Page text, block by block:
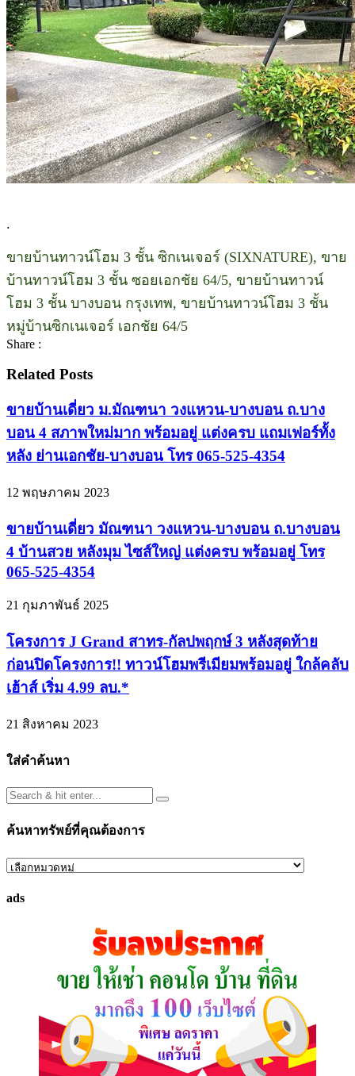
.
ขายบ้านทาวน์โฮม 3 ชั้น ซิกเนเจอร์ (SIXNATURE), ขาย
บ้านทาวน์โฮม 3 ชั้น ซอยเอกชัย 64/5, ขายบ้านทาวน์
โฮม 3 ชั้น บางบอน กรุงเทพ, ขายบ้านทาวน์โฮม 3 ชั้น
หมู่บ้านซิกเนเจอร์ เอกชัย 64/5
Share :
Related Posts
ขายบ้านเดี่ยว ม.มัณฑนา วงแหวน-บางบอน ถ.บาง
บอน 4 สภาพใหม่มาก พร้อมอยู่ แต่งครบ แถมเฟอร์ทั้ง
หลัง ย่านเอกชัย-บางบอน โทร 065-525-4354
12 พฤษภาคม 2023
ขายบ้านเดี่ยว มัณฑนา วงแหวน-บางบอน ถ.บางบอน
4 บ้านสวย หลังมุม ไซส์ใหญ่ แต่งครบ พร้อมอยู่ โทร
065-525-4354
21 กุมภาพันธ์ 2025
โครงการ J Grand สาทร-กัลปพฤกษ์ 3 หลังสุดท้าย
ก่อนปิดโครงการ!! ทาวน์โฮมพรีเมียมพร้อมอยู่ ใกล้คลับ
เฮ้าส์ เริ่ม 4.99 ลบ.*
21 สิงหาคม 2023
ใส่คำค้นหา
ค้นหาทรัพย์ที่คุณต้องการ
ค้นหา
ที่
ads